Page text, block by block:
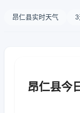
昂仁县实时天气
昂仁县今